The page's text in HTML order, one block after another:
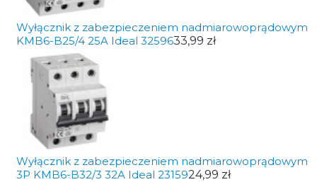
Wyłącznik z zabezpieczeniem nadmiarowoprądowym
KMB6-B25/4 25A Ideal 3259633,99 zł
Wyłącznik z zabezpieczeniem nadmiarowoprądowym
3P KMB6-B32/3 32A Ideal 2315924,99 zł